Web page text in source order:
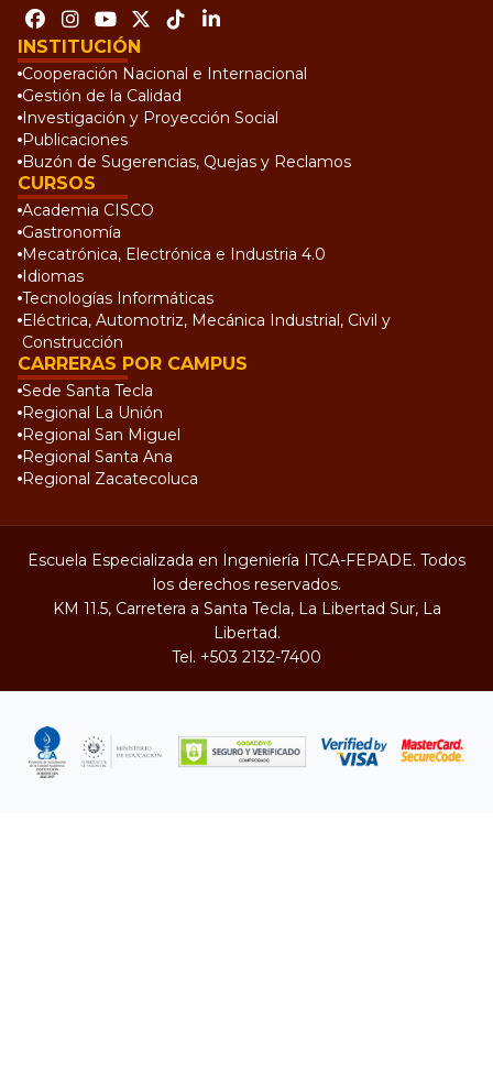
INSTITUCIÓN
Cooperación Nacional e Internacional
Gestión de la Calidad
Investigación y Proyección Social
Publicaciones
Buzón de Sugerencias, Quejas y Reclamos
CURSOS
Academia CISCO
Gastronomía
Mecatrónica, Electrónica e Industria 4.0
Idiomas
Tecnologías Informáticas
Eléctrica, Automotriz, Mecánica Industrial, Civil y
Construcción
CARRERAS POR CAMPUS
Sede Santa Tecla
Regional La Unión
Regional San Miguel
Regional Santa Ana
Regional Zacatecoluca
Escuela Especializada en Ingeniería ITCA-FEPADE. Todos
los derechos reservados.
KM 11.5, Carretera a Santa Tecla, La Libertad Sur, La
Libertad.
Tel. +503 2132-7400